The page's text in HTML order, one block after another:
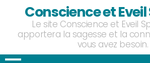
Conscience et
Le site Conscience et Eveil
apportera la sagesse et la
vous avez besoin.